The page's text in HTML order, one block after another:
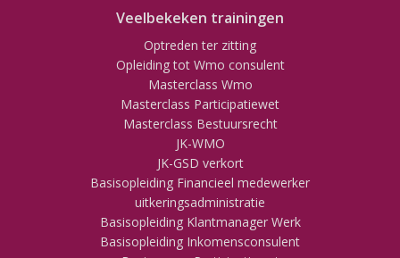
Veelbekeken trainingen
Optreden ter zitting
Opleiding tot Wmo consulent
Masterclass Wmo
Masterclass Participatiewet
Masterclass Bestuursrecht
JK-WMO
JK-GSD verkort
Basisopleiding Financieel medewerker
uitkeringsadministratie
Basisopleiding Klantmanager Werk
Basisopleiding Inkomensconsulent